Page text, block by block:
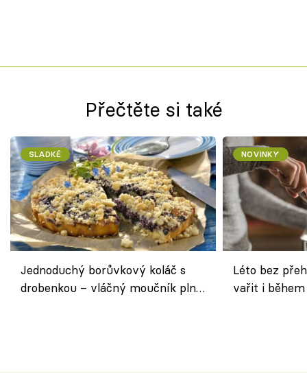
Přečtěte si také
SLADKÉ
Jednoduchý borůvkový koláč s
drobenkou – vláčný moučník plný
NOVINKY
Léto bez
vařit i